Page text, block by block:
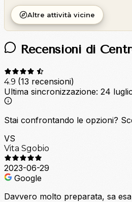
Altre attività vicine
Recensioni di
4.9 (13 recensioni)
Ultima sincronizzazione: 24
Stai confrontando le opzioni?
VS
Vita Sgobio
2023-06-29
Google
Davvero molto preparata, sa